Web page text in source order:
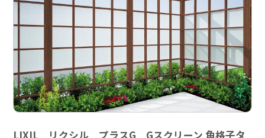
LIXIL リクシル プラスG Gスクリーン 角格子タ